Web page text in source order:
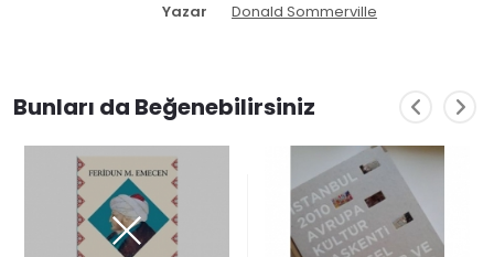
Yazar Donald Sommerville
Bunları da Beğenebilirsiniz